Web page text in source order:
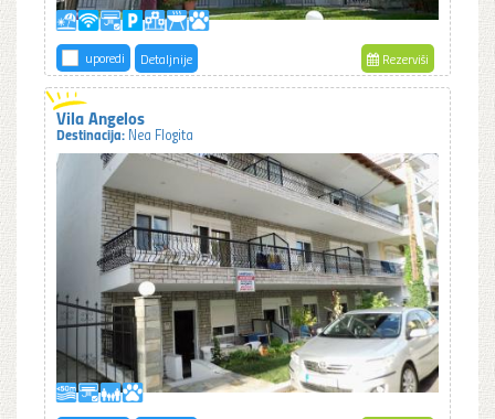
uporedi Detaljnije Rezerviši
Vila Angelos
Destinacija: Nea Flogita